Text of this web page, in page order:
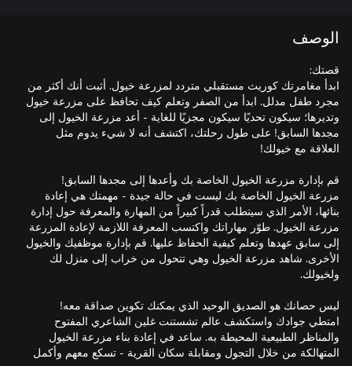
الوصف
ابدأ مغامرتك كوريث مستقبلي متردد لمزرعة خيول. أثبت أنك أكثر من
مجرد طفل مدلل. ابدأ من الصفر وتعلم كيف تحافظ على مزرعة خيول
وتديرها؛ سيكون تحديًا سيكون مجزيًا للغاية - أعد مزرعة الخيول إلى
مجدها السابق! على طول رحلتك، اكتشف أنه لا شيء يدوم مثل
مزرعة الخيول الخاصة بك ليست في حالة جيدة - مهمتك هي إعادة
بنائها، الأمر الذي سيتطلب قدراً كبيراً من المهارة والمعرفة حول إدارة
مزرعة الخيول. طوّر مهاراتك واكتسب المعرفة اللازمة لإعادة المزرعة
إلى سابق عهدها وتعلم كيفية الحفاظ عليها. قم بإدارة موظفيك والخيول
الأخرى. شاهد مزرعة الخيول وهي تتحول من خراب إلى منزل لك
امتطي جوادك واستكشف عالم تشستنت غلين الشاعري المفتوح
والمناظر الطبيعية المحيطة به. ساعد في إعادة بناء مزرعة الخيول
المتهالكة من خلال التجول ومقابلة سكان القرية - تسكع معهم وأكمل